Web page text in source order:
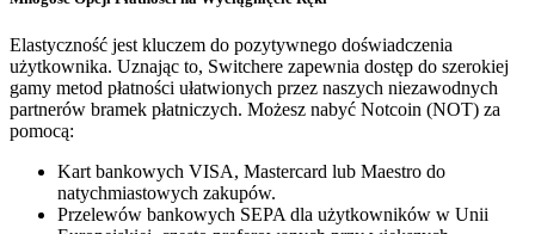
Elastyczność jest kluczem do pozytywnego doświadczenia
użytkownika. Uznając to, Switchere zapewnia dostęp do szerokiej
gamy metod płatności ułatwionych przez naszych niezawodnych
partnerów bramek płatniczych. Możesz nabyć Notcoin (NOT) za
pomocą:
Kart bankowych VISA, Mastercard lub Maestro do
natychmiastowych zakupów.
Przelewów bankowych SEPA dla użytkowników w Unii